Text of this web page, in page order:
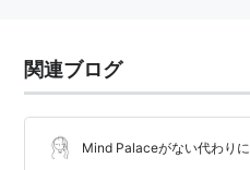
関連ブログ
Mind Palaceがない代わりに